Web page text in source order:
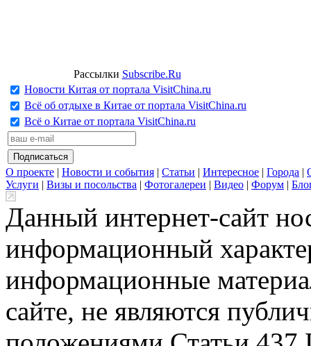
Рассылки Subscribe.Ru
Новости Китая от портала VisitChina.ru
Всё об отдыхе в Китае от портала VisitChina.ru
Всё о Китае от портала VisitChina.ru
О проекте | Новости и события | Статьи | Интересное | Города |
Услуги | Визы и посольства | Фотогалереи | Видео | Форум |
Данный интернет-сайт
информационный
информационные
сайте, не являются